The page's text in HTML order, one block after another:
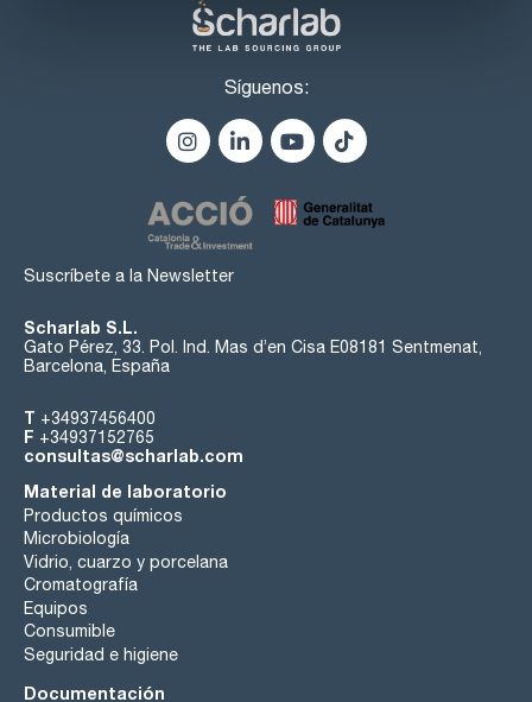
Síguenos:
Suscríbete a la Newsletter
Scharlab S.L.
Gato Pérez, 33. Pol. Ind. Mas d’en Cisa E08181 Sentmenat,
Barcelona, España
T +34937456400
F +34937152765
consultas@scharlab.com
Material de laboratorio
Productos químicos
Microbiología
Vidrio, cuarzo y porcelana
Cromatografía
Equipos
Consumible
Seguridad e higiene
Documentación